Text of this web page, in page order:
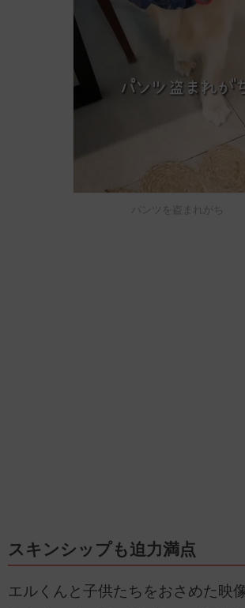
パンツを盗まれがち
スキンシップも迫力満点
エルくんと子供たちをおさめた映